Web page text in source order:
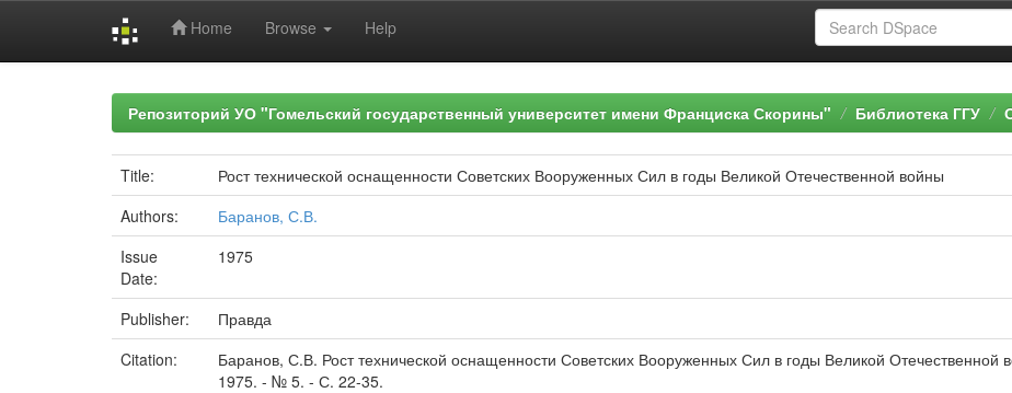
Home Browse Help
Репозиторий УО "Гомельский государственный университет имени Франциска Скорины" Библиотека ГГУ
Title:
Рост технической оснащенности Советских Вооруженных Сил в годы Великой Отечественной войны
Authors:
Баранов, С.В.
Issue
Date:
1975
Publisher:
Правда
Citation:
Баранов, С.В. Рост технической оснащенности Советских Вооруженных Сил в годы Великой
1975. - № 5. - С. 22-35.